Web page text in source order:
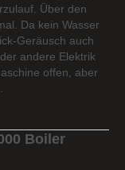
Über den
Da kein Wasser
Geräusch auch
andere Elektrik
offen, aber
Boiler